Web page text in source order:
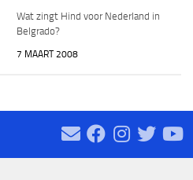
Wat zingt Hind voor Nederland in
Belgrado?
7 MAART 2008